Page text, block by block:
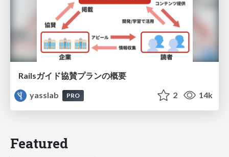
Railsガイド協賛プランの概要
yasslab
PRO 2 14k
Featured